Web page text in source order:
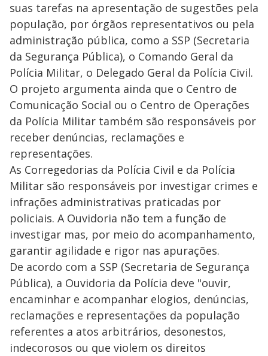
suas tarefas na apresentação de sugestões pela
população, por órgãos representativos ou pela
administração pública, como a SSP (Secretaria
da Segurança Pública), o Comando Geral da
Polícia Militar, o Delegado Geral da Polícia Civil.
O projeto argumenta ainda que o Centro de
Comunicação Social ou o Centro de Operações
da Polícia Militar também são responsáveis por
receber denúncias, reclamações e
representações.
As Corregedorias da Polícia Civil e da Polícia
Militar são responsáveis por investigar crimes e
infrações administrativas praticadas por
policiais. A Ouvidoria não tem a função de
investigar mas, por meio do acompanhamento,
garantir agilidade e rigor nas apurações.
De acordo com a SSP (Secretaria de Segurança
Pública), a Ouvidoria da Polícia deve "ouvir,
encaminhar e acompanhar elogios, denúncias,
reclamações e representações da população
referentes a atos arbitrários, desonestos,
indecorosos ou que violem os direitos